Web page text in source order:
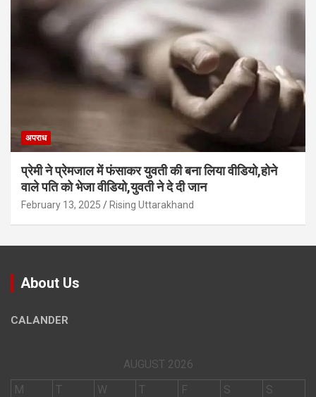
अपराध
प्रेमी ने प्रेमजाल में फंसाकर युवती की बना लिया वीडियो,होने
वाले पत‍ि को भेजा वीड‍ियो,युवती ने दे दी जान
February 13, 2025 Rising Uttarakhand
About Us
CALANDER
AUGUST 2026
M
T W T F S S